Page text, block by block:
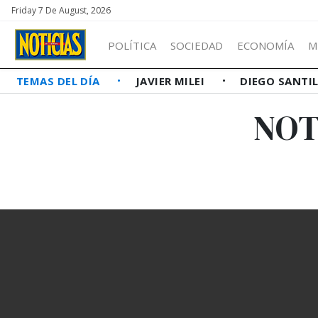
Friday 7 De August, 2026
POLÍTICA SOCIEDAD ECONOMÍA
TEMAS DEL DÍA JAVIER MILEI DIEGO